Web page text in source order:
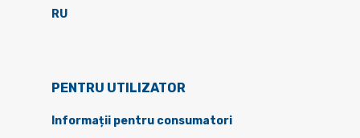
RU
PENTRU UTILIZATOR
Informații pentru consumatori